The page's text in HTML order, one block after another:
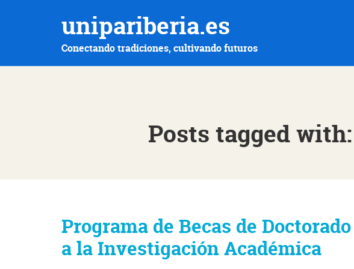
unipariberia.es
Conectando tradiciones, cultivando futuros
Posts tagged
Programa de Becas de
a la Investigación Académica